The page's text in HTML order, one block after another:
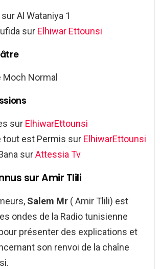
Al Wataniya 1
sur Elhiwar Ettounsi
Normal
sur ElhiwarEttounsi
tout est Permis sur ElhiwarEttounsi
surAttessia Tv
sur Amir Tlili
Salem Mr ( Amir Tlili) est
ondes de la Radio tunisienne
présenter des explications et
son renvoi de la chaîne